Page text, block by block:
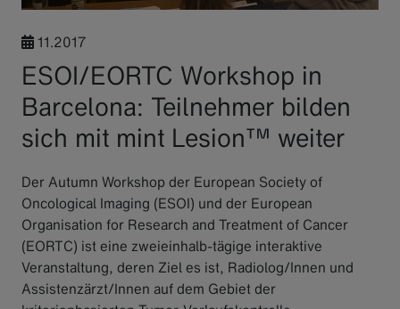
11.2017
ESOI/EORTC Workshop in
Barcelona: Teilnehmer bilden
sich mit mint Lesion™ weiter
Der Autumn Workshop der European Society of
Oncological Imaging (ESOI) und der European
Organisation for Research and Treatment of Cancer
(EORTC) ist eine zweieinhalb-tägige interaktive
Veranstaltung, deren Ziel es ist, Radiolog/Innen und
Assistenzärzt/Innen auf dem Gebiet der